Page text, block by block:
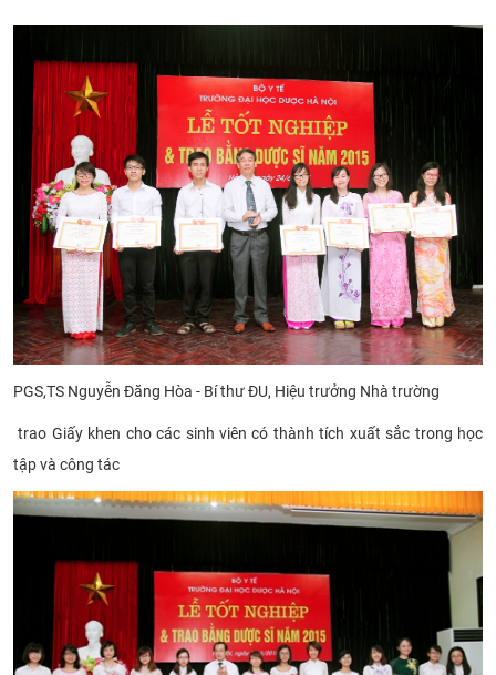
PGS,TS Nguyễn Đăng Hòa - Bí thư ĐU, Hiệu trưởng Nhà trường
trao Giấy khen cho các sinh viên có thành tích xuất sắc trong học
tập và công tác